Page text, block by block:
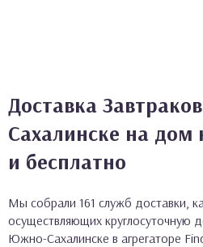
Доставка
Сахалинске на дом
и бесплатно
Мы собрали 161 служб доставки,
осуществляющих круглосуточную
Южно-Сахалинске в агрегаторе